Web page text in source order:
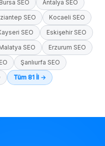
Bursa SEO Antalya SEO
SEO Kocaeli SEO
SEO EskişehirSEO
SEO Erzurum SEO
Şanlıurfa SEO
Tüm 81 İl →